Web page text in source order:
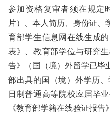
参加资格复审者须在规定
片）、本人简历、身份证、
育部学生信息网在线生成
表》、教育部学位与研究
告》（国（境）外留学已毕
部出具的国（境）外学历
日制普通高等院校应届毕
《教育部学籍在线验证报